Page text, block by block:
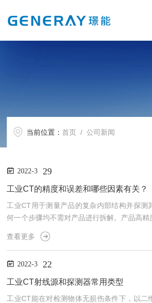
当前位置：首页 / 公司新闻
2022-3 29
工业CT的精度和误差和哪些因素有关？
工业CT用于测量产品的复杂内部结构并探测
何一个步骤均不需对产品进行拆解。产品高精
制造商提供了技术支持。系统通过捕捉穿过样
图像。通过旋转样品连续拍摄，再由电脑处理
成X射线。一般来说，可通过增大热电子生成
线的强度，以穿透较厚样品。但是这样便
查看更多
2022-3 22
工业CT射线源和探测器常用类型
工业CT能在对检测物体无损伤条件下，以二